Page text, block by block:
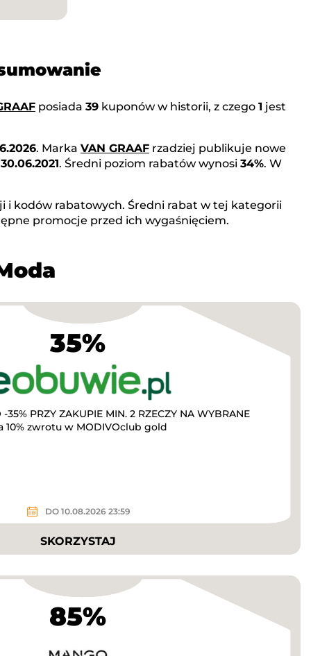
posiada 39 kuponów w historii, z czego 1 jest
. Marka VAN GRAAF rzadziej publikuje nowe
30.06.2021. Średni poziom rabatów wynosi 34%. W
i kodów rabatowych. Średni rabat w tej kategorii
promocje przed ich wygaśnięciem.
35%
PRZY ZAKUPIE MIN. 2 RZECZY NA WYBRANE
10% zwrotu w MODIVOclub gold
DO 10.08.2026 23:59
SKORZYSTAJ
85%